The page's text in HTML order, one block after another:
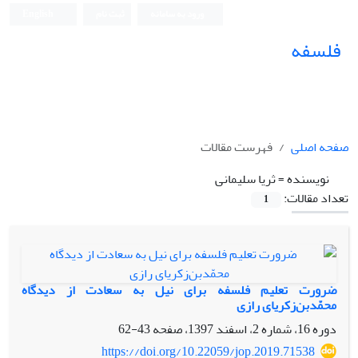
فلسفه
صفحه اصلی
فهرست مقالات
نویسنده =ثریا سلیمانی
تعداد مقالات:
1
ضرورت تعلیم فلسفه برای نیل به سعادت از دیدگاه
محمّدبن‌زکریای رازی
دوره 16، شماره 2، اسفند 1397، صفحه
43-62
https://doi.org/10.22059/jop.2019.71538